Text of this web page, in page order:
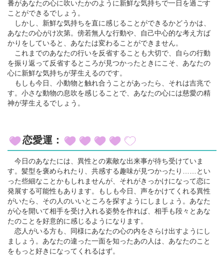
番があなたの心に吹いたかのように新鮮な気持ちで一日を過ごす
ことができるでしょう。
しかし、新鮮な気持ちを直に感じることができるかどうかは、
あなたの心がけ次第。傍若無人な行動や、自己中心的な考え方ば
かりをしていると、あなたは変わることができません。
これまでのあなたの行いを反省することも大切で、自らの行動
を振り返って反省するところが見つかったときにこそ、あなたの
心に新鮮な気持ちが芽生えるのです。
もしも今日、小動物と触れ合うことがあったら、それは吉兆で
す。小さな動物の息吹を感じることで、あなたの心には慈愛の精
神が芽生えるでしょう。
恋愛運：
今日のあなたには、異性との素敵な出来事が待ち受けていま
す。髪型を褒められたり、共感する趣味が見つかったり……とい
った些細なことかもしれませんが、それがきっかけになって恋に
発展する可能性もあります。もしも今日、声をかけてくれる異性
がいたら、その人のいいところを探すようにしましょう。あなた
が心を開いて相手を受け入れる姿勢を作れば、相手も段々とあな
たのことを好意的に感じるようになります。
恋人がいる方も、同様にあなたの心の内をさらけ出すようにし
ましょう。あなたの違った一面を知ったあの人は、あなたのこと
をもっと好きになってくれるはず。